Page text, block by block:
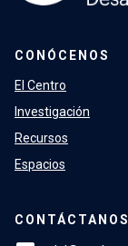
CONÓCENOS
El Centro
Investigación
Recursos
Espacios
CONTÁCTANOS